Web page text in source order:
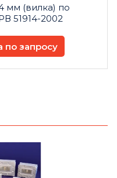
мм (вилка) по
51914-2002
по запросу